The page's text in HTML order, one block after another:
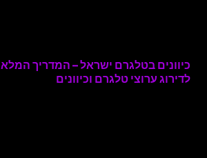
כיוונים בטלגרם ישראל – המדריך המלא
לדירוג ערוצי טלגרם וכיוונים